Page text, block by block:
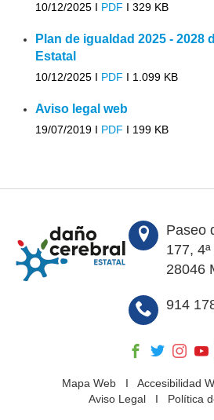
10/12/2025 I PDF I 329 KB
Plan de igualdad 2025 - 2028
Estatal
10/12/2025 I PDF I 1.099 KB
Aviso legal web
19/07/2019 I PDF I 199 KB
Paseo
177,
28046
914
Mapa WebI Accesibilidad
Aviso Legal I Política